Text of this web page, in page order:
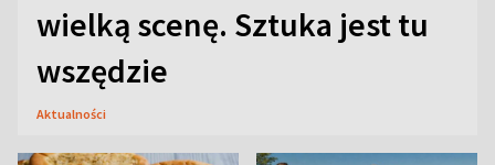
wielką scenę. Sztuka jest tu
wszędzie
Aktualności